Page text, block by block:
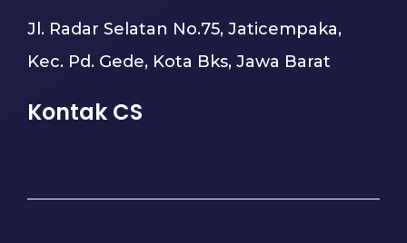
Jl. Radar Selatan No.75, Jaticempaka,
Kec. Pd. Gede, Kota Bks, Jawa Barat
Kontak CS